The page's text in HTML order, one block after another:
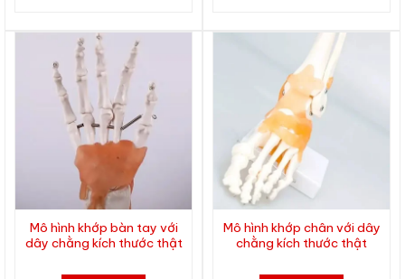
Mô hình khớp bàn tay với
dây chằng kích thước thật
Mô hình khớp chân với dây
chằng kích thước thật